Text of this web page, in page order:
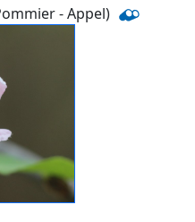
- Appel)